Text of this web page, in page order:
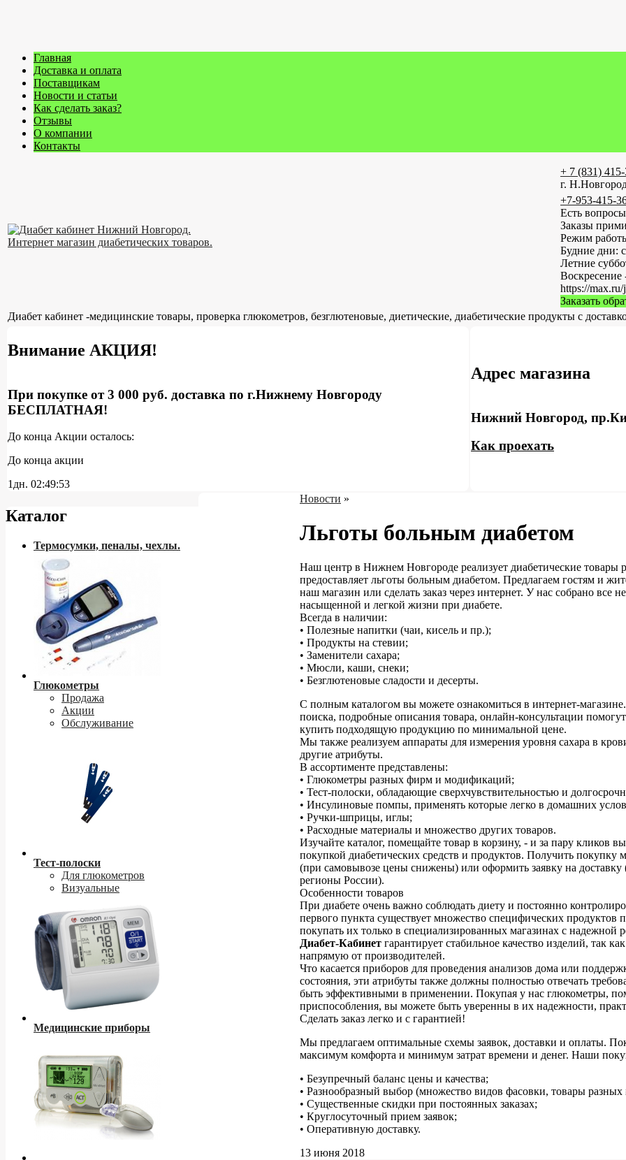
Главная
Доставка и оплата
Поставщикам
Новости и статьи
Как сделать заказ?
Отзывы
О компании
Контакты
+ 7 (831)
г.
+7-953-415-
Есть
Заказы
Режим
Будние дни:
Летние
https://
Заказать
Диабет кабинет -медицинские товары, проверка глюкометров, безглютеновые, диетические, диабетические продукты с
Внимание АКЦИЯ!
При покупке от 3 000 руб. доставка по г.Нижнему Новгороду
БЕСПЛАТНАЯ!
До конца Акции осталось:
До конца акции
1дн. 02:49:52
Адрес магазина
Нижний Новгород,
Как проехать
Каталог
Термосумки, пеналы, чехлы.
Глюкометры
Продажа
Акции
Обслуживание
Тест-полоски
Для глюкометров
Визуальные
Медицинские приборы
Новости »
Льготы больным диабетом
Наш центр в Нижнем Новгороде реализует диабетические товары
предоставляет льготы больным диабетом. Предлагаем гостям и
наш магазин или сделать заказ через интернет. У нас собрано все
насыщенной и легкой жизни при диабете.
Всегда в наличии:
• Полезные напитки (чаи, кисель и пр.);
• Продукты на стевии;
• Заменители сахара;
• Мюсли, каши, снеки;
• Безглютеновые сладости и десерты.
С полным каталогом вы можете ознакомиться в интернет-
поиска, подробные описания товара, онлайн-консультации
купить подходящую продукцию по минимальной цене.
Мы также реализуем аппараты для измерения уровня сахара в
другие атрибуты.
В ассортименте представлены:
• Глюкометры разных фирм и модификаций;
• Тест-полоски, обладающие сверхчувствительностью и
• Инсулиновые помпы, применять которые легко в домашних
• Ручки-шприцы, иглы;
• Расходные материалы и множество других товаров.
Изучайте каталог, помещайте товар в корзину, - и за пару кликов
покупкой диабетических средств и продуктов. Получить покупку
(при самовывозе цены снижены) или оформить заявку на
регионы России).
Особенности товаров
При диабете очень важно соблюдать диету и постоянно
первого пункта существует множество специфических продуктов
покупать их только в специализированных магазинах с надежной
Диабет-Кабинет гарантирует стабильное качество изделий, так
напрямую от производителей.
Что касается приборов для проведения анализов дома или
состояния, эти атрибуты также должны полностью отвечать
быть эффективными в применении. Покупая у нас глюкометры,
приспособления, вы можете быть уверенны в их надежности,
Сделать заказ легко и с гарантией!
Мы предлагаем оптимальные схемы заявок, доставки и оплаты.
максимум комфорта и минимум затрат времени и денег. Наши
• Безупречный баланс цены и качества;
• Разнообразный выбор (множество видов фасовки, товары разных
• Существенные скидки при постоянных заказах;
• Круглосуточный прием заявок;
• Оперативную доставку.
13 июня 2018